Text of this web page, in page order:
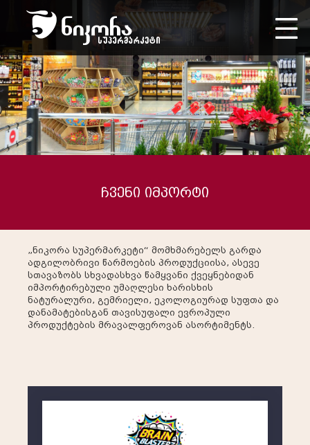
ჩვენი იმპორტი
„ნიკორა სუპერმარკეტი“ მომხმარებელს გარდა
ადგილობრივი წარმოების პროდუქციისა, ასევე
სთავაზობს სხვადასხვა წამყვანი ქვეყნებიდან
იმპორტირებული უმაღლესი ხარისხის
ნატურალური, გემრიელი, ეკოლოგიურად სუფთა და
დანამატებისგან თავისუფალი ევროპული
პროდუქტების მრავალფეროვან ასორტიმენტს.